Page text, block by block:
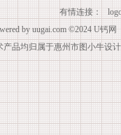
有情连接：
by uugai.com ©2024 U钙网
品均归属于惠州市图小牛设